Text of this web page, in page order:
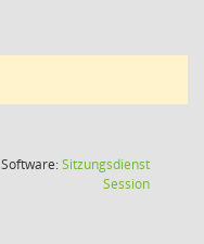
Software:Sitzungsdienst
Session(Wird in